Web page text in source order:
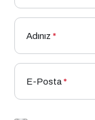
Adınız *
E-Posta*